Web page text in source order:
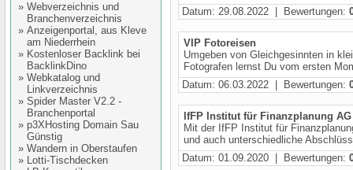
» Webverzeichnis und
Branchenverzeichnis
» Anzeigenportal, aus Kleve
am Niederrhein
» Kostenloser Backlink bei
BacklinkDino
» Webkatalog und
Linkverzeichnis
» Spider Master V2.2 -
Branchenportal
» p3XHosting Domain Sau
Günstig
» Wandern in Oberstaufen
» Lotti-Tischdecken
Datum: 29.08.2022 | Bewertungen:
VIP Fotoreisen
Umgeben von Gleichgesinnten in
Fotografen lernst Du vom ersten
Datum: 06.03.2022 | Bewertungen:
IfFP Institut für Finanzplanung AG
Mit der IfFP Institut für
und auch unterschiedliche
Datum: 01.09.2020 | Bewertungen: